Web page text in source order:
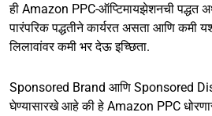
ही Amazon PPC-ऑप्टिमायझेशनची पद्धत
पारंपरिक पद्धतीने कार्यरत असता आणि कमी
लिलावांवर कमी भर देऊ इच्छिता.
Sponsored Brand आणि Sponsored
घेण्यासारखे आहे की हे Amazon PPC